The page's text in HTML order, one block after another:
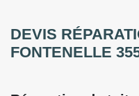
DEVIS
FONTENELLE